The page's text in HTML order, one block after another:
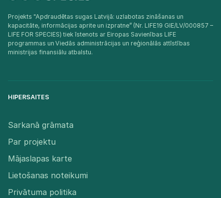
Projekts "Apdraudētas sugas Latvijā: uzlabotas zināšanas un
kapacitāte, informācijas aprite un izpratne” (Nr. LIFE19 GIE/LV/000857 –
LIFE FOR SPECIES) tiek īstenots ar Eiropas Savienības LIFE
programmas un Viedās administrācijas un reģionālās attīstības
ministrijas finansiālu atbalstu.​
HIPERSAITES
Sarkanā grāmata
Par projektu
Mājaslapas karte
Lietošanas noteikumi
Privātuma politika